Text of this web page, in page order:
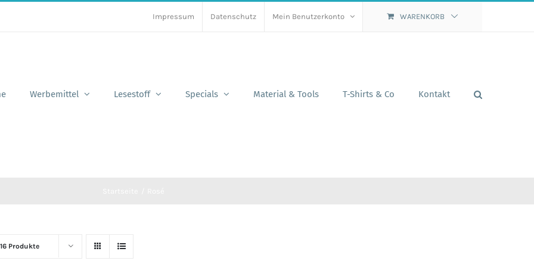
Impressum Datenschutz Mein Benutzerkonto WARENKORB
Werbemittel Lesestoff Specials Material & Tools T-Shirts & Co Kontakt
16 Produkte